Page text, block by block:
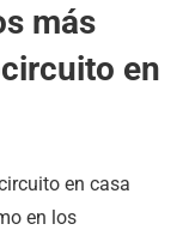
más
en
en casa
en los